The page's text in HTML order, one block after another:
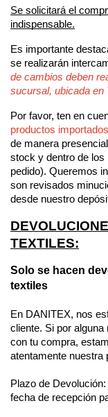
Se solicitará el
indispensable.
Es importante
se realizarán
de cambios deben
sucursal, ubicada en
Por favor, ten en
productos importados
de manera
stock y dentro de los
pedido). Queremos
son revisados
desde nuestro
TEXTILES:
Solo se hacen
textiles
En DANITEX, nos
cliente. Si por
con tu compra,
atentamente nuestra
Plazo de
fecha de recepción